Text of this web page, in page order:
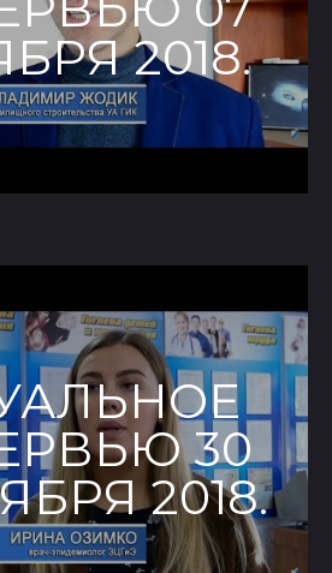
2018.
30
2018.